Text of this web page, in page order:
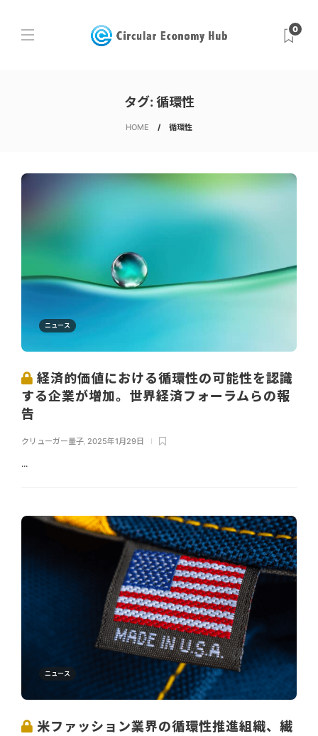
0
タグ: 循環性
HOME 循環性
ニュース
経済的価値における循環性の可能性を認識
する企業が増加。世界経済フォーラムらの報
告
クリューガー量子 2025年1月29日
...
ニュース
米ファッション業界の循環性推進組織、繊